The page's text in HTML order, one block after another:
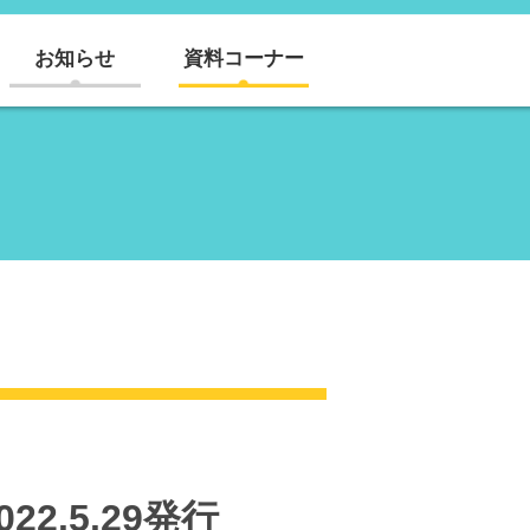
お知らせ 資料コーナー
発行